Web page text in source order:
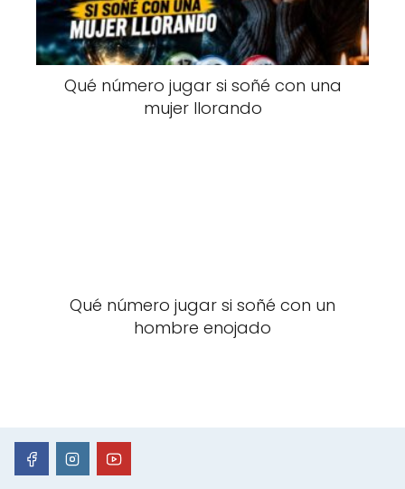
Qué número jugar si soñé con una
mujer llorando
Qué número jugar si soñé con un
hombre enojado